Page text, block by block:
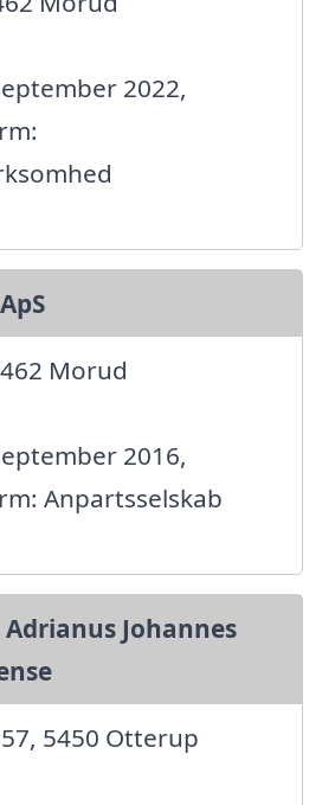
2022,
Morud
2016,
Anpartsselskab
Johannes
5450 Otterup